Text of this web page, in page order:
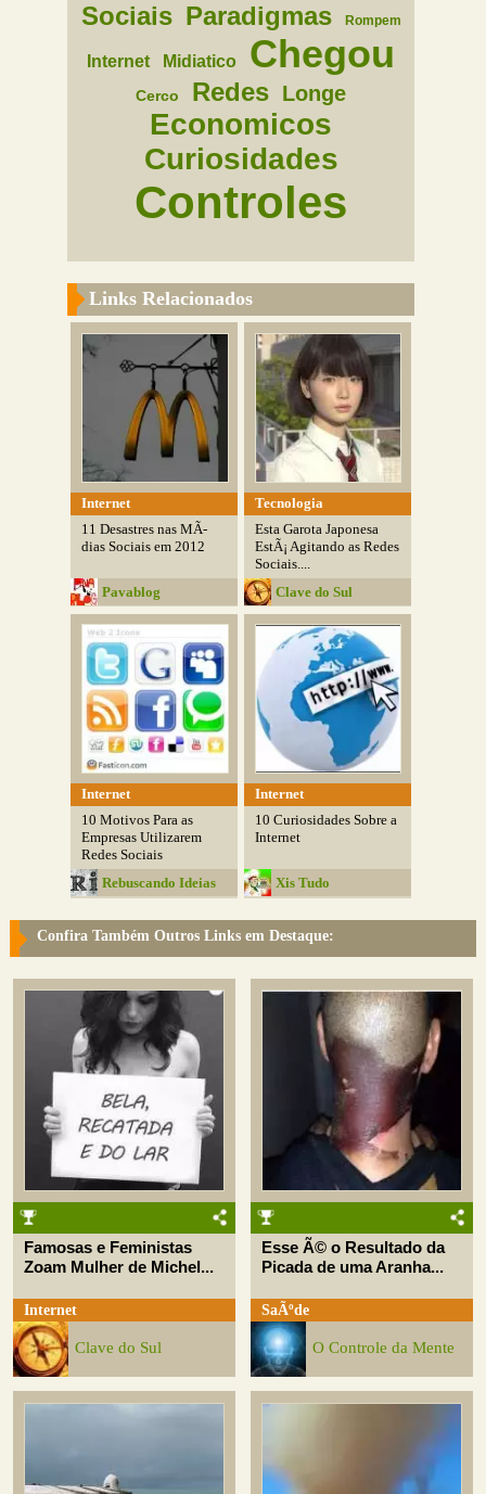
Sociais Paradigmas Rompem
Internet Midiatico Chegou
Cerco Redes Longe
Economicos
Curiosidades
Controles
Links Relacionados
Internet
11 Desastres nas MÃ­
dias Sociais em 2012
Pavablog
Tecnologia
Esta Garota Japonesa
EstÃ¡ Agitando as Redes
Sociais....
Clave do Sul
Internet
10 Motivos Para as
Empresas Utilizarem
Redes Sociais
Rebuscando Ideias
Internet
10 Curiosidades Sobre a
Internet
Xis Tudo
Confira Também Outros Links em Destaque:
Famosas e Feministas
Zoam Mulher de Michel...
Internet
Clave do Sul
Esse Ã© o Resultado da
Picada de uma Aranha...
SaÃºde
O Controle da Mente